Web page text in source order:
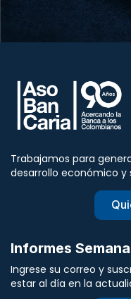
Trabajamos para
desarrollo económico y
Informes
Ingrese su correo y
estar al día en la